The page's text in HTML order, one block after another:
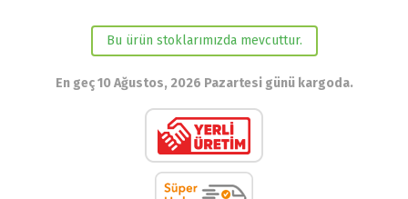
Bu ürün stoklarımızda mevcuttur.
En geç 10 Ağustos, 2026 Pazartesi günü kargoda.